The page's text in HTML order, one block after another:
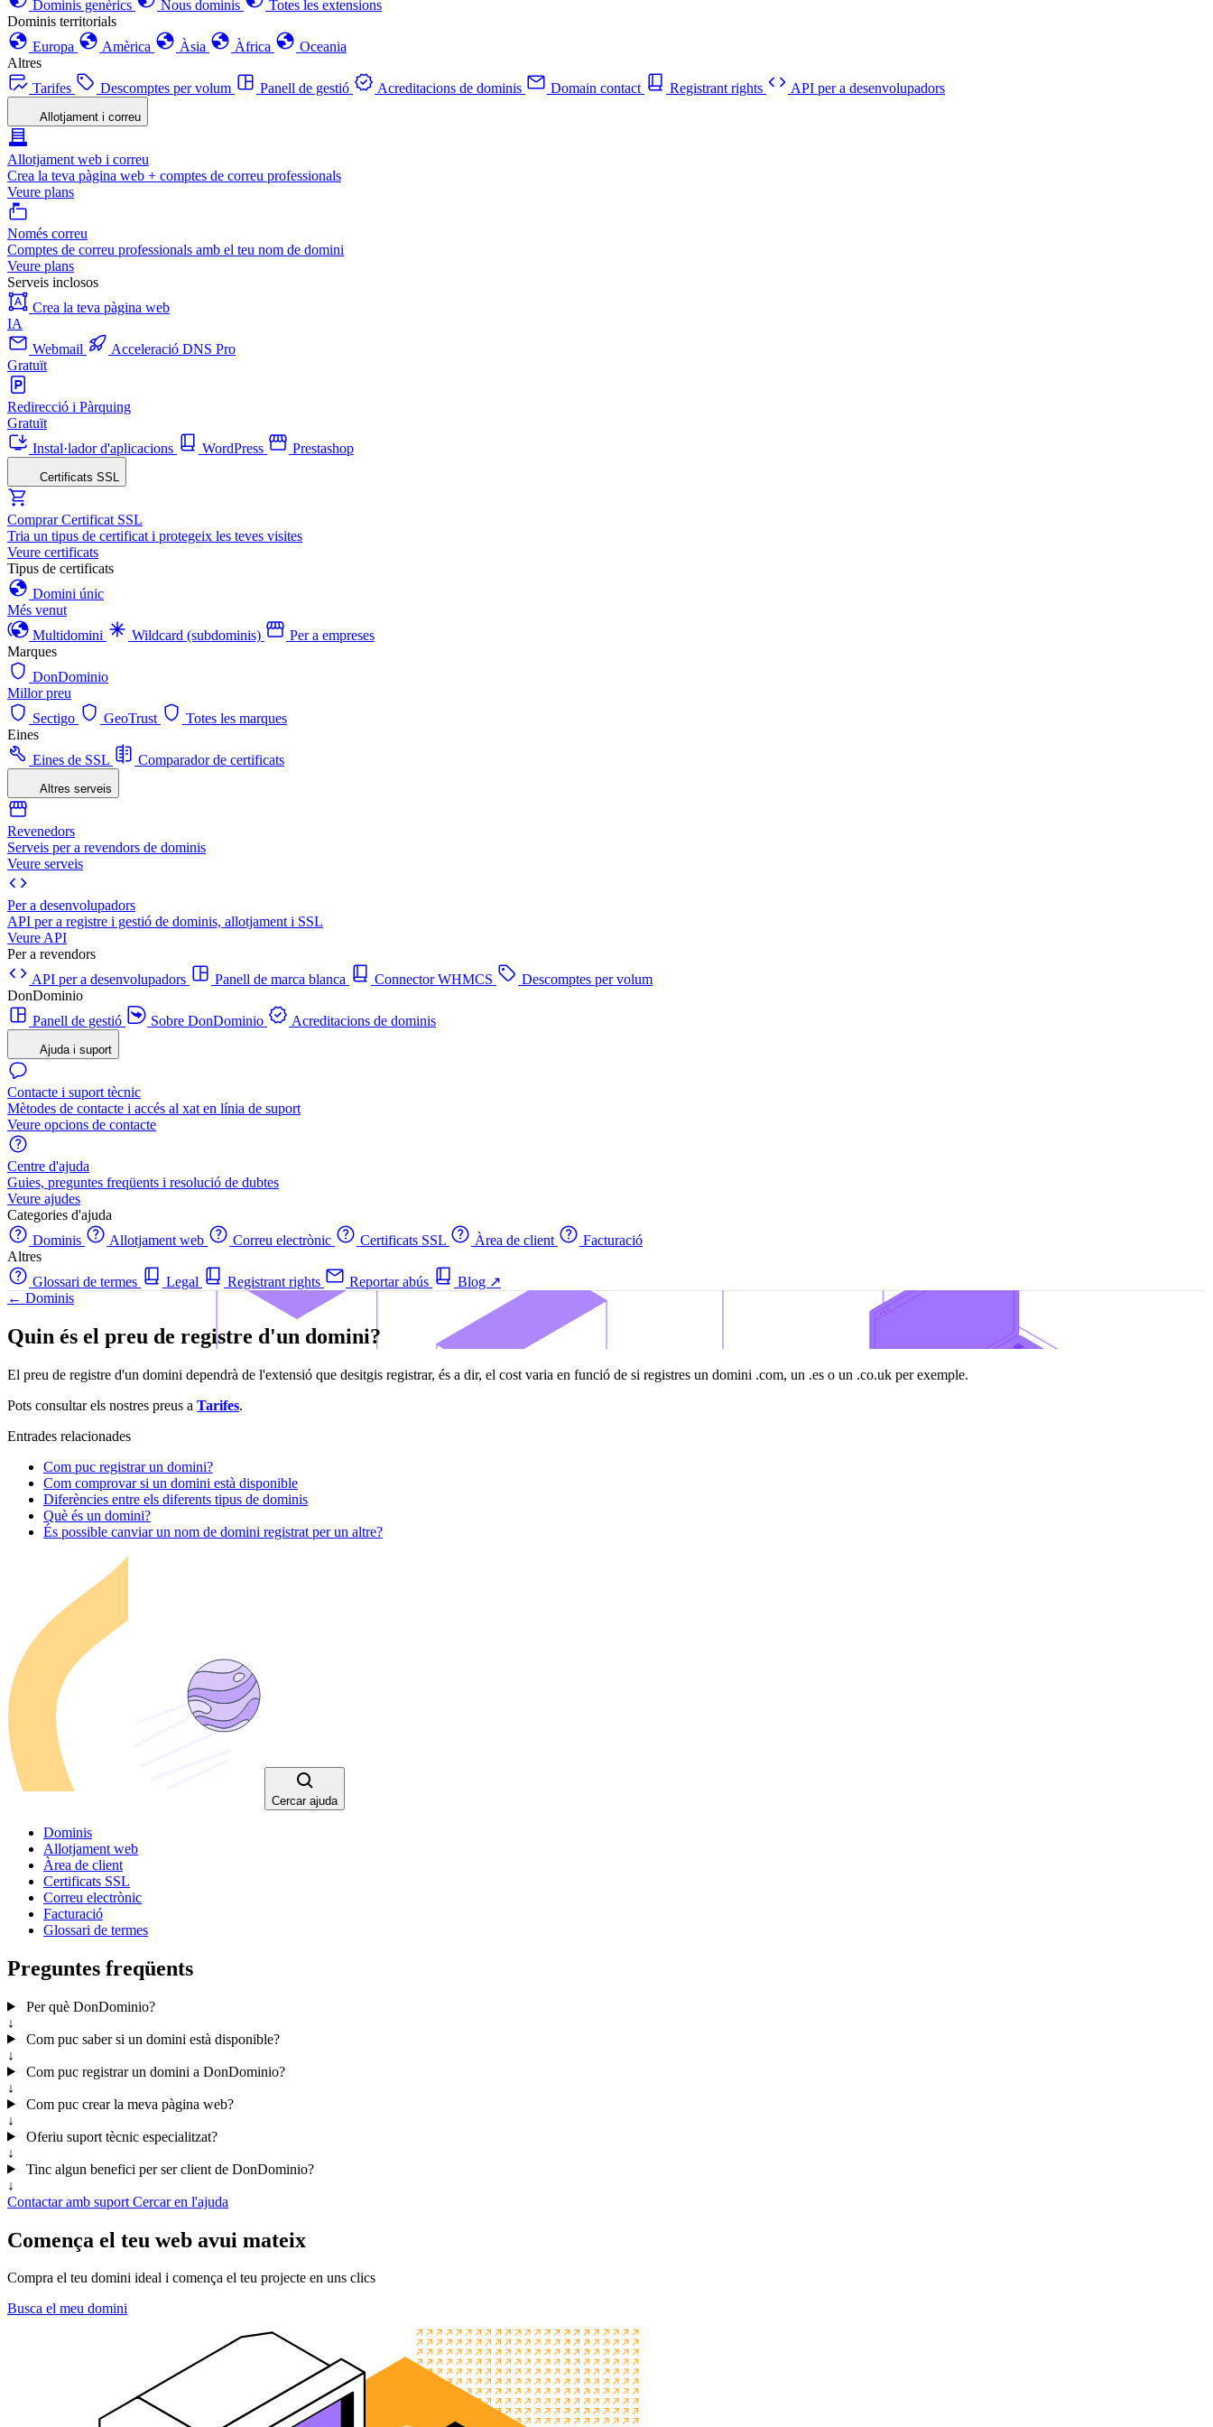
Dominis genèrics Nous dominis
Totes les extensions
Dominis territorials
Europa
Amèrica Àsia Àfrica
Oceania
Altres
Tarifes
Descomptes per volum Panell de gestió Acreditacions de dominis Domain contact Registrant rights API per a desenvolupadors
Allotjament i correu
Allotjament web i correu
Crea la teva pàgina web + comptes de correu professionals
Veure plans
Només correu
Comptes de correu professionals amb el teu nom de domini
Veure plans
Serveis inclosos
Crea la teva pàgina web
IA
Webmail
Acceleració DNS Pro
Gratuït
Redirecció i Pàrquing
Gratuït
Instal·lador d'aplicacions
WordPress Prestashop
Certificats SSL
Comprar Certificat SSL
Tria un tipus de certificat i protegeix les teves visites
Veure certificats
Tipus de certificats
Domini únic
Més venut
Multidomini
Wildcard (subdominis)
Per a empreses
Marques
DonDominio
Millor preu
Sectigo
GeoTrust
Totes les marques
Eines
Eines de SSL
Comparador de certificats
Altres serveis
Revenedors
Serveis per a revendors de dominis
Veure serveis
Per a desenvolupadors
API per a registre i gestió de dominis, allotjament i SSL
Veure API
Per a revendors
API per a desenvolupadors
Panell de marca blanca Connector WHMCS
Descomptes per volum
DonDominio
Panell de gestió
Sobre DonDominio Acreditacions de dominis
Ajuda i suport
Contacte i suport tècnic
Mètodes de contacte i accés al xat en línia de suport
Veure opcions de contacte
Centre d'ajuda
Guies, preguntes freqüents i resolució de dubtes
Veure ajudes
Categories d'ajuda
Dominis
Allotjament web Correu electrònic Certificats SSL Àrea de client
Facturació
Altres
Glossari de termes
Legal Registrant rights Reportar abús Blog ↗
← Dominis
Quin és el preu de registre d'un domini?
El preu de registre d'un domini dependrà de l'extensió que desitgis registrar, és a dir, el cost varia en funció de si registres un domini .com, un .es o un .co.uk per exemple.
Pots consultar els nostres preus a Tarifes.
Entrades relacionades
Com puc registrar un domini?
Com comprovar si un domini està disponible
Diferències entre els diferents tipus de dominis
Què és un domini?
És possible canviar un nom de domini registrat per un altre?
Cercar ajuda
Dominis
Allotjament web
Àrea de client
Certificats SSL
Correu electrònic
Facturació
Glossari de termes
Preguntes freqüents
Per què DonDominio?
↓
Com puc saber si un domini està disponible?
↓
Com puc registrar un domini a DonDominio?
↓
Com puc crear la meva pàgina web?
↓
Oferiu suport tècnic especialitzat?
↓
Tinc algun benefici per ser client de DonDominio?
↓
Contactar amb suport Cercar en l'ajuda
Comença el teu web avui mateix
Compra el teu domini ideal i comença el teu projecte en uns clics
Busca el meu domini